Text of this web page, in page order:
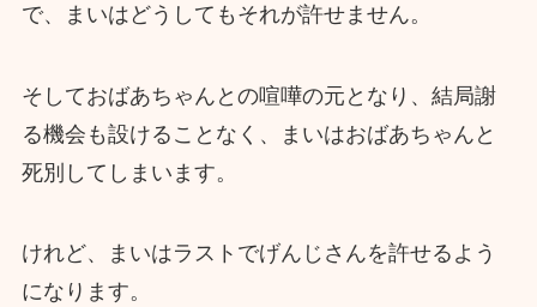
で、まいはどうしてもそれが許せません。
そしておばあちゃんとの喧嘩の元となり、結局謝
る機会も設けることなく、まいはおばあちゃんと
死別してしまいます。
けれど、まいはラストでげんじさんを許せるよう
になります。